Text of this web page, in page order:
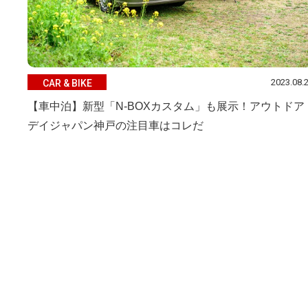
CAR & BIKE
【車中泊】新型「N-BOXカスタム」も展示！アウトドア
デイジャパン神戸の注目車はコレだ